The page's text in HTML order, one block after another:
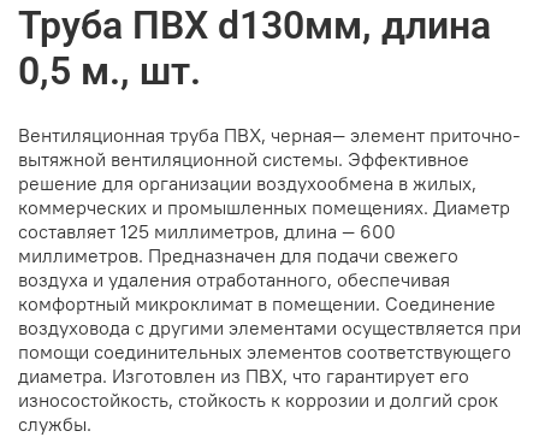
Труба ПВХ d130мм, длина
0,5 м., шт.
Вентиляционная труба ПВХ, черная— элемент приточно-
вытяжной вентиляционной системы. Эффективное
решение для организации воздухообмена в жилых,
коммерческих и промышленных помещениях. Диаметр
составляет 125 миллиметров, длина — 600
миллиметров. Предназначен для подачи свежего
воздуха и удаления отработанного, обеспечивая
комфортный микроклимат в помещении. Соединение
воздуховода с другими элементами осуществляется при
помощи соединительных элементов соответствующего
диаметра. Изготовлен из ПВХ, что гарантирует его
износостойкость, стойкость к коррозии и долгий срок
службы.